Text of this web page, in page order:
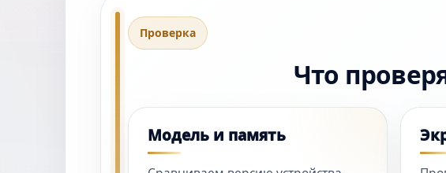
Проверка
Что
Модель и память